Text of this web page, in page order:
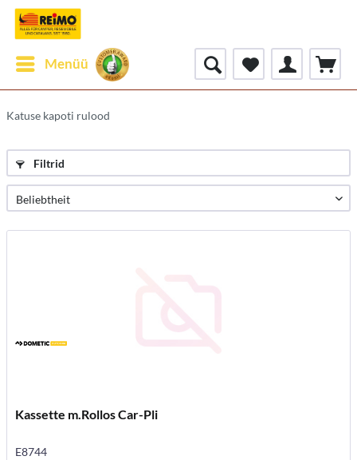
Menüü
Katuse kapoti rulood
Filtrid
Kassette m.Rollos Car-Pli
E8744